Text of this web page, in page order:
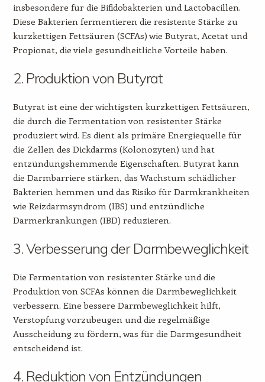
insbesondere für die Bifidobakterien und Lactobacillen.
Diese Bakterien fermentieren die resistente Stärke zu
kurzkettigen Fettsäuren (SCFAs) wie Butyrat, Acetat und
Propionat, die viele gesundheitliche Vorteile haben.
2. Produktion von Butyrat
Butyrat ist eine der wichtigsten kurzkettigen Fettsäuren,
die durch die Fermentation von resistenter Stärke
produziert wird. Es dient als primäre Energiequelle für
die Zellen des Dickdarms (Kolonozyten) und hat
entzündungshemmende Eigenschaften. Butyrat kann
die Darmbarriere stärken, das Wachstum schädlicher
Bakterien hemmen und das Risiko für Darmkrankheiten
wie Reizdarmsyndrom (IBS) und entzündliche
Darmerkrankungen (IBD) reduzieren.
3. Verbesserung der Darmbeweglichkeit
Die Fermentation von resistenter Stärke und die
Produktion von SCFAs können die Darmbeweglichkeit
verbessern. Eine bessere Darmbeweglichkeit hilft,
Verstopfung vorzubeugen und die regelmäßige
Ausscheidung zu fördern, was für die Darmgesundheit
entscheidend ist.
4. Reduktion von Entzündungen